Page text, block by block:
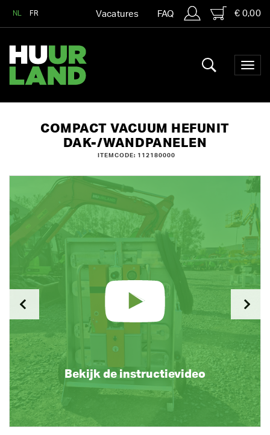
NL FR Vacatures FAQ € 0,00
COMPACT VACUUM HEFUNIT
DAK-/WANDPANELEN
ITEMCODE: 112180000
Bekijk de instructievideo